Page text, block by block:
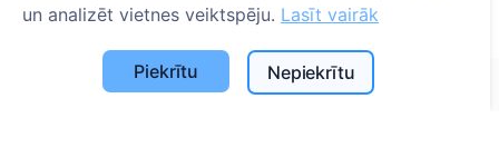
Administratoriem
© 2013 - 2026 Cemety Visas tiesības aizsargātas
Privātuma politika un noteikumi.
un analizēt vietnes veiktspēju. Lasīt vairāk
Piekrītu Nepiekrītu